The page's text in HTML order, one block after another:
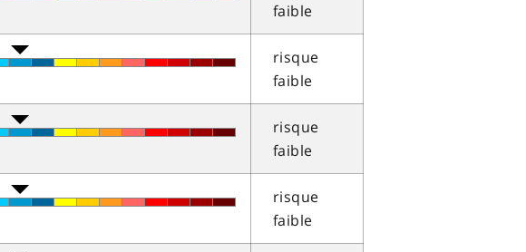
faible
risque
faible
risque
faible
risque
faible